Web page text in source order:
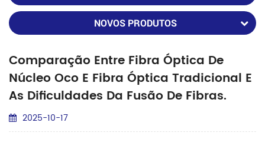
NOVOS PRODUTOS
Comparação Entre Fibra Óptica De
Núcleo Oco E Fibra Óptica Tradicional E
As Dificuldades Da Fusão De Fibras.
2025-10-17